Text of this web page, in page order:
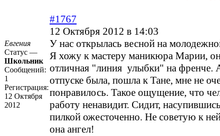
Евгения
Статус —
Школьник
Сообщений:
1
Регистрация:
12 Октября
2012
#1767
12 Октября 2012 в 14:03
У нас открылась весной на
Я хожу к мастеру маникюра Марии,
отличная "линия улыбки" на френче.
отпуске была, пошла к Тане, мне не
понравилось. Такое ощущение, что
работу ненавидит. Сидит,
пилкой ожесточенно. Не советую к
она ангел!